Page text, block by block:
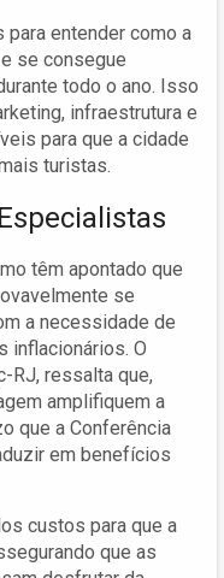
entender como a
se consegue
todo o ano. Isso
infraestrutura e
para que a cidade
turistas.
têm apontado que
se
a necessidade de
inflacionários. O
RJ, ressalta que,
amplifiquem a
que a Conferência
em benefícios
custos para que a
que as